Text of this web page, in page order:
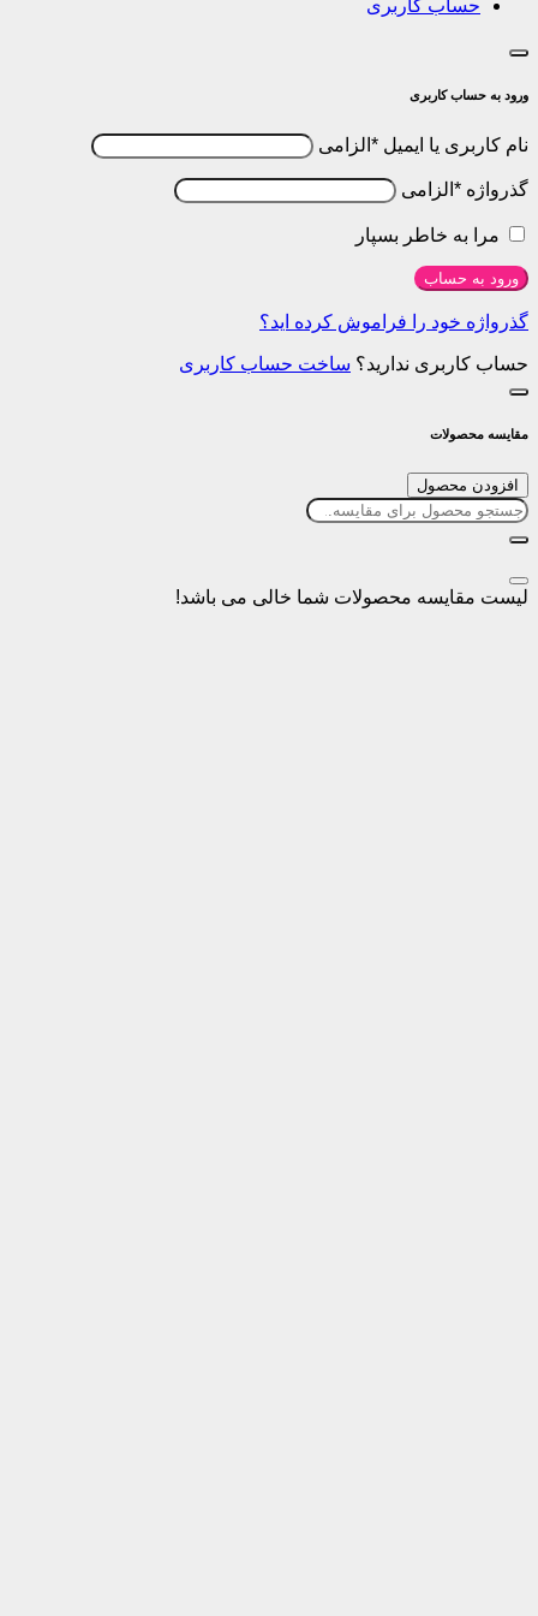
کاربری
یا ایمیل *الزامی
خاطر بسپار
را فراموش کرده اید؟
ندارید؟ساخت حساب کاربری
محصولات شما خالی می باشد!